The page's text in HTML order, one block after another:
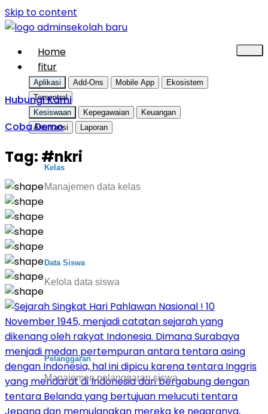
Skip to content
Home
fitur
Aplikasi Add-Ons Mobile App
Ekosistem
Tersentral
Kesiswaan
Kepegawaian
Keuangan
Akuntansi
Laporan
Kelas
Manajemen data kelas
Data Siswa
Kelola data siswa
Pelanggaran
Manajemen pelanggaran siswa
Hubungi Kami
Coba Demo
Tag: #nkri